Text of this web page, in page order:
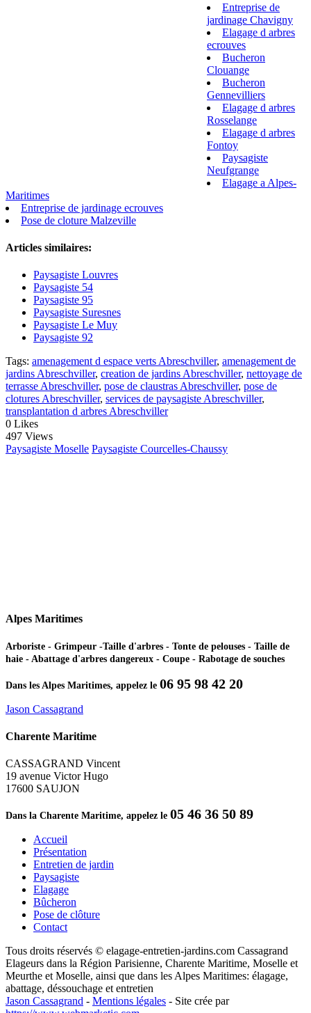
Entreprise de
jardinage Chavigny
Elagage d arbres
ecrouves
Bucheron
Clouange
Bucheron
Gennevilliers
Elagage d arbres
Rosselange
Elagage d arbres
Fontoy
Paysagiste
Neufgrange
Elagage a Alpes-
Maritimes
Entreprise de jardinage ecrouves
Pose de cloture Malzeville
Articles similaires:
Paysagiste Louvres
Paysagiste 54
Paysagiste 95
Paysagiste Suresnes
Paysagiste Le Muy
Paysagiste 92
Tags: amenagement d espace verts Abreschviller, amenagement de
jardins Abreschviller, creation de jardins Abreschviller, nettoyage de
terrasse Abreschviller, pose de claustras Abreschviller, pose de
clotures Abreschviller, services de paysagiste Abreschviller,
transplantation d arbres Abreschviller
0 Likes
497 Views
Paysagiste Moselle Paysagiste Courcelles-Chaussy
Alpes Maritimes
Arboriste - Grimpeur -Taille d'arbres - Tonte de pelouses - Taille de
haie - Abattage d'arbres dangereux - Coupe - Rabotage de souches
Dans les Alpes Maritimes, appelez le 06 95 98 42 20
Jason Cassagrand
Charente Maritime
CASSAGRAND Vincent
19 avenue Victor Hugo
17600 SAUJON
Dans la Charente Maritime, appelez le 05 46 36 50 89
Accueil
Présentation
Entretien de jardin
Paysagiste
Elagage
Bûcheron
Pose de clôture
Contact
Tous droits réservés © elagage-entretien-jardins.com Cassagrand
Elageurs dans la Région Parisienne, Charente Maritime, Moselle et
Meurthe et Moselle, ainsi que dans les Alpes Maritimes: élagage,
abattage, déssouchage et entretien
Jason Cassagrand - Mentions légales - Site crée par